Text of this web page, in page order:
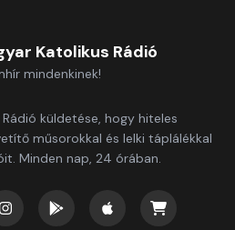
Katolikus Rádió
mindenkinek!
küldetése, hogy hiteles
műsorokkal és lelki táplálékkal
Minden nap, 24 órában.